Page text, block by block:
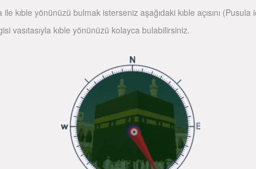
kıble yönünüzü bulmak isterseniz aşağıdaki kıble açısını (Pusula
vasıtasıyla kıble yönünüzü kolayca bulabilirsiniz.